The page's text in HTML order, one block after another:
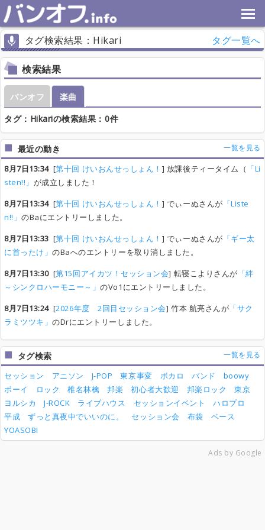
タグ検索結果：Hikari タグ一覧へ
検索結果
バンオフ
楽曲
タグ：Hikariの検索結果：0件
最近の動き 一覧を見る
8月7日13:34[第十回 けいおんせっしょん！ ] 放課後ティータイム（ 「Li
sten!!」 が成立しました！
8月7日13:34[第十回 けいおんせっしょん！ ] でぃーぬさんが 「Liste
n!!」のBaにエントリーしました。
8月7日13:33 [第十回 けいおんせっしょん！ ] でぃーぬさんが 「ギー太
に首ったけ」のBaへのエントリーを取り消しました。
8月7日13:30[第15回アイカツ！セッション会] 転寝こよりさんが 「絆
～シンクロハーモニー～」のVo1にエントリーしました。
8月7日13:24[2026年度 2回目セッション会] 竹本 航亮さんが 「サク
ラミツツキ」のDrにエントリーしました。
タグ検索 一覧を見る
セッション アニソン J-POP 東京事変 ボカロ バンド
boowy
ボーイ
ロック 椎名林檎 邦楽 初心者大歓迎 邦楽ロック
東京
ヨルシカ
J-ROCK ライブハウス セッションイベント
ハロプロ
平成
ずっと真夜中でいいのに。 セッション会 布袋
ベース
YOASOBI
Ads by Google